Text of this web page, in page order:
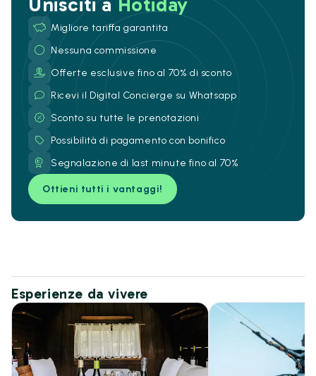
Migliore tariffa garantita
Nessuna commissione
Offerte esclusive fino al 70% di sconto
Ricevi il Digital Concierge su Whatsapp
Sconto su tutte le prenotazioni
Possibilità di pagamento con bonifico
Segnalazione di last minute fino al 70%
Ottieni tutti i vantaggi!
Esperienze da vivere